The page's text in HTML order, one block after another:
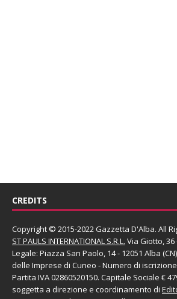
CREDITS
Copyright © 2015-2022 Gazzetta D'Alba. All
ST PAULS INTERNATIONAL S.R.L. Via Giotto, 36
Legale: Piazza San Paolo, 14 - 12051 Alba
delle Imprese di Cuneo - Numero di
Partita IVA 02860520150. Capitale Sociale €
soggetta a direzione e coordinamento di